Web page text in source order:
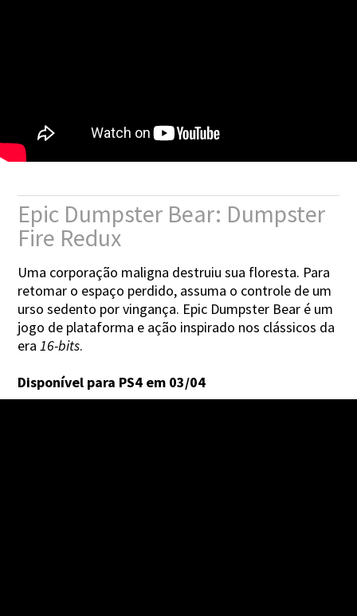
Epic Dumpster Bear: Dumpster
Fire Redux
Uma corporação maligna destruiu sua floresta. Para
retomar o espaço perdido, assuma o controle de um
urso sedento por vingança. Epic Dumpster Bear é um
jogo de plataforma e ação inspirado nos clássicos da
era16-bits.
Disponível para PS4 em 03/04